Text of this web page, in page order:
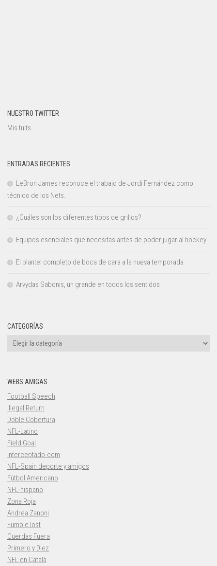
NUESTRO TWITTER
Mis tuits
ENTRADAS RECIENTES
LeBron James reconoce el trabajo de Jordi Fernández como
técnico de los Nets.
¿Cuáles son los diferentes tipos de grillos?
Equipos esenciales que necesitas antes de poder jugar al hockey
El plantel completo de boca de cara a la nueva temporada
Arvydas Sabonis, un grande en todos los sentidos
CATEGORÍAS
Categorías
WEBS AMIGAS
Football Speech
Illegal Return
Doble Cobertura
NFL-Latino
Field Goal
Interceptado.com
NFL-Spain deporte y amigos
Fútbol Americano
NFL-hispano
Zona Roja
Andrea Zanoni
Fumble lost
Cuerdas Fuera
Primero y Diez
NFL en Català